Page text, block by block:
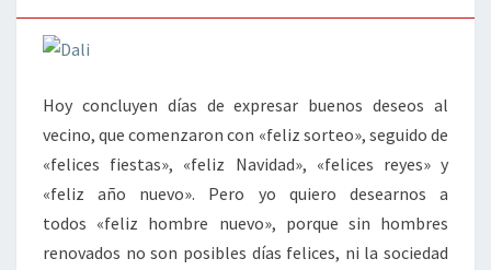
Hoy concluyen días de expresar buenos deseos al
vecino, que comenzaron con «feliz sorteo», seguido de
«felices fiestas», «feliz Navidad», «felices reyes» y
«feliz año nuevo». Pero yo quiero desearnos a
todos «feliz hombre nuevo», porque sin hombres
renovados no son posibles días felices, ni la sociedad